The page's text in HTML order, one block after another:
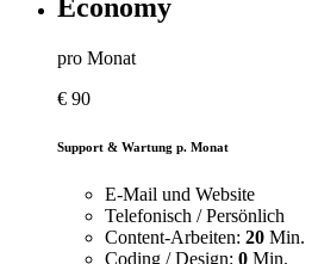
Economy
pro Monat
€ 90
Support & Wartung p. Monat
E-Mail und Website
Telefonisch / Persönlich
Content-Arbeiten: 20 Min.
Coding / Design: 0 Min.